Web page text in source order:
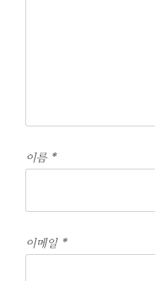
이름 *
이메일 *